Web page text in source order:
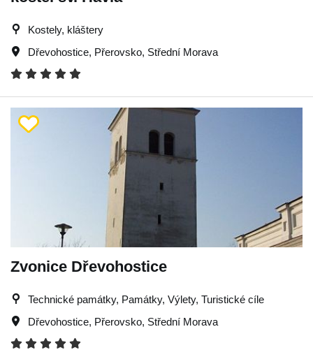
Kostely, kláštery
Dřevohostice, Přerovsko, Střední Morava
Zvonice Dřevohostice
Technické památky, Památky, Výlety, Turistické cíle
Dřevohostice, Přerovsko, Střední Morava